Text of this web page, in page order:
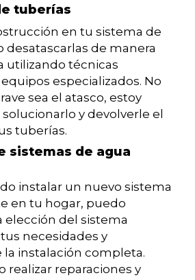
tuberías
en tu sistema de
desatascarlas de manera
utilizando técnicas
especializados. No
sea el atasco, estoy
y devolverle el
tuberías.
sistemas de agua
instalar un nuevo sistema
en tu hogar, puedo
elección del sistema
necesidades y
instalación completa.
realizar reparaciones y